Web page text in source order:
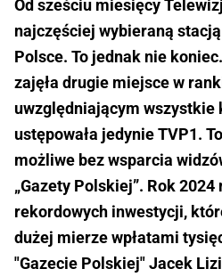
Od sześciu miesięcy
najczęściej wybieraną
Polsce. To jednak nie
zajęła drugie miejsce w
uwzględniającym wszystkie
ustępowała jedynie TVP1.
możliwe bez wsparcia
„Gazety Polskiej”. Rok
rekordowych inwestycji,
dużej mierze wpłatami
"Gazecie Polskiej" Jacek